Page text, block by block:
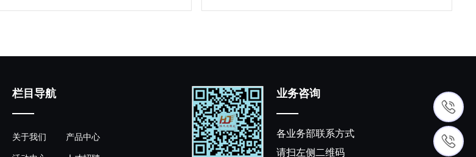
栏目导航
关于我们 产品中心
业务咨询
各业务部联系方式
请扫左侧二维码